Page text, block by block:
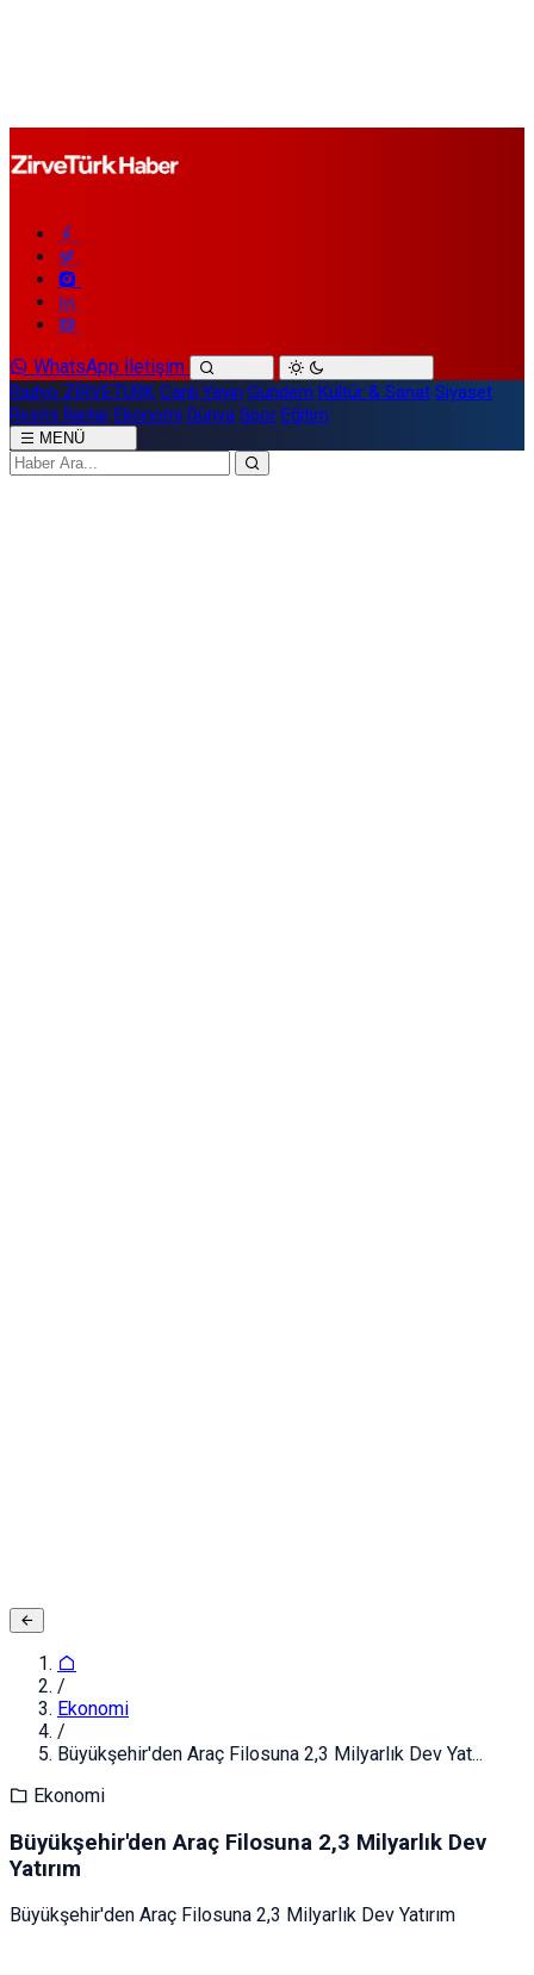
WhatsApp İletişim
Radyo ZİRVETÜRK Canlı Yayın Gündem Kültür & Sanat Siyaset
Resmi İlanlar Ekonomi Dünya Spor Eğitim
MENÜ
/
Ekonomi
/
Büyükşehir'den Araç Filosuna 2,3 Milyarlık Dev Yat...
Ekonomi
Büyükşehir'den Araç Filosuna 2,3 Milyarlık Dev
Yatırım
Büyükşehir'den Araç Filosuna 2,3 Milyarlık Dev Yatırım